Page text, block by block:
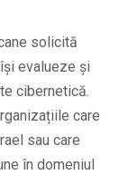
solicită
evalueze și
cibernetică.
care
sau care
în domeniul